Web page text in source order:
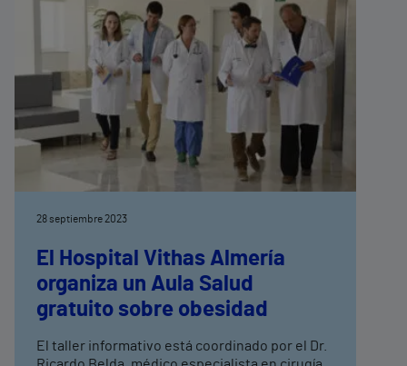
28 septiembre 2023
El Hospital Vithas Almería
organiza un Aula Salud
gratuito sobre obesidad
El taller informativo está coordinado por el Dr.